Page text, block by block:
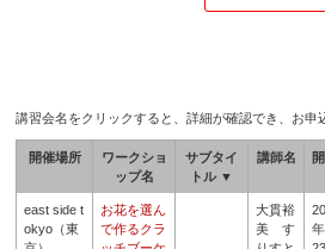
講習会名をクリックすると、詳細が確認でき、お申
開催場所
ワークショ
ップ名
サブタイ
トル ▼
講師名
east side t
okyo（東
お花を選ん
で作るクラ
大貫裕
美 す